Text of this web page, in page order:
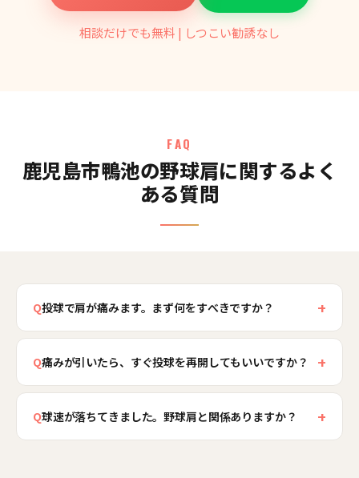
相談だけでも無料 | しつこい勧誘なし
FAQ
鹿児島市鴨池の野球肩に関するよく
ある質問
Q投球で肩が痛みます。まず何をすべきですか？ +
投球時に肩を痛がる場合、まず大切なのは投球を
休ませ、早めに整形外科などで診てもらうことで
す。野球肩は傷んでいる組織によって対応が異な
あるため、画像検査での確認が重要です。鴨池骨
盤整骨院では、医療機関での診断を踏まえたうえ
Q痛みが引いたら、すぐ投球を再開してもいいですか？ +
痛みが引いても、すぐ元通りに投げ始めると再発
しやすいため、段階的な復帰が大切です。休んで
いる間に炎症が治まっても、肩に負担を集めてい
Q球速が落ちてきました。野球肩と関係ありますか？ +